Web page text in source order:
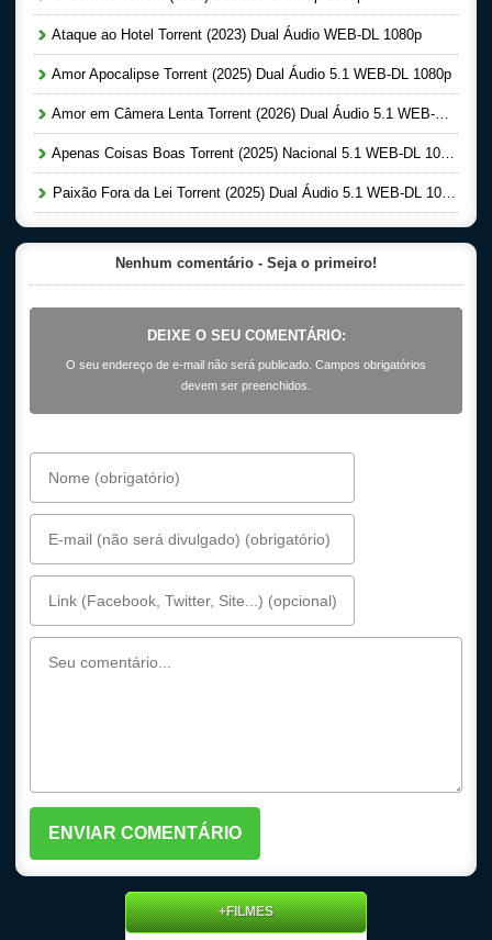
Ataque ao Hotel Torrent (2023) Dual Áudio WEB-DL 1080p
Amor Apocalipse Torrent (2025) Dual Áudio 5.1 WEB-DL 1080p
Amor em Câmera Lenta Torrent (2026) Dual Áudio 5.1 WEB-DL 1080p
Apenas Coisas Boas Torrent (2025) Nacional 5.1 WEB-DL 1080p
Paixão Fora da Lei Torrent (2025) Dual Áudio 5.1 WEB-DL 1080p
Nenhum comentário - Seja o primeiro!
DEIXE O SEU COMENTÁRIO:
O seu endereço de e-mail não será publicado. Campos obrigatórios
devem ser preenchidos.
+FILMES